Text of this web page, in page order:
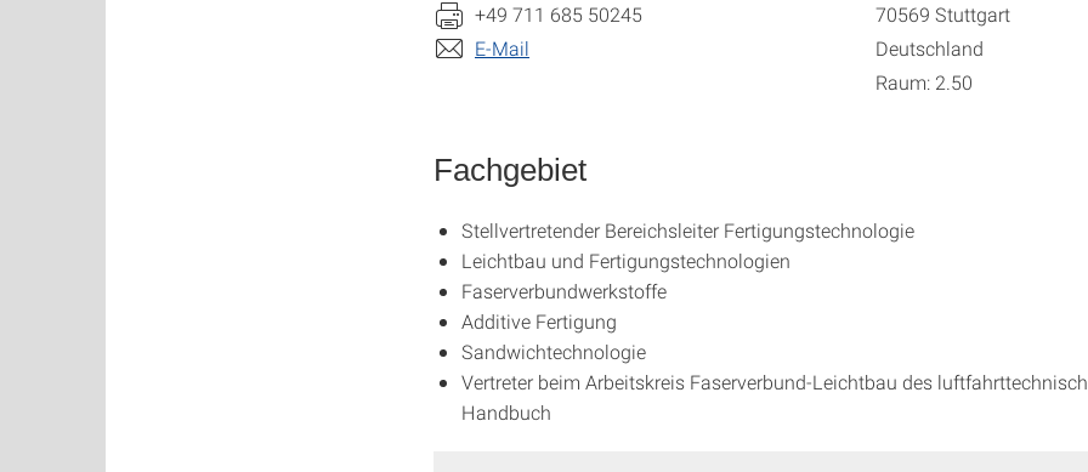
+49 711 685 50245
E-Mail
70569 Stuttgart
Deutschland
Raum: 2.50
Fachgebiet
Stellvertretender Bereichsleiter Fertigungstechnologie
Leichtbau und Fertigungstechnologien
Faserverbundwerkstoffe
Additive Fertigung
Sandwichtechnologie
Vertreter beim Arbeitskreis Faserverbund-Leichtbau des
Handbuch